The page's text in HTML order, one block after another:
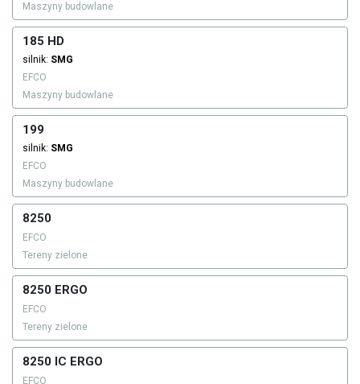
Maszyny budowlane
185 HD
silnik: SMG
EFCO
Maszyny budowlane
199
silnik: SMG
EFCO
Maszyny budowlane
8250
EFCO
Tereny zielone
8250 ERGO
EFCO
Tereny zielone
8250 IC ERGO
EFCO